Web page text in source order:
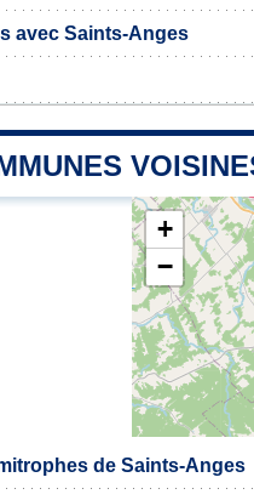
avec Saints-Anges
+
−
de Saints-Anges